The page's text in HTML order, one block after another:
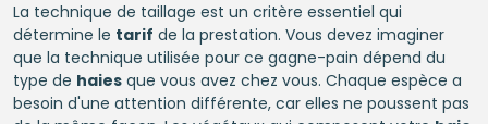
La technique de taillage est un critère essentiel qui
détermine le tarif de la prestation. Vous devez imaginer
que la technique utilisée pour ce gagne-pain dépend du
type de haiesque vous avez chez vous. Chaque espèce a
besoin d'une attention différente, car elles ne poussent pas